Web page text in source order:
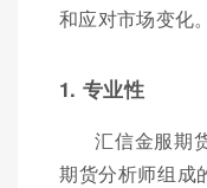
和应对市场变化。
1. 专业性
汇信金服期
期货分析师组成